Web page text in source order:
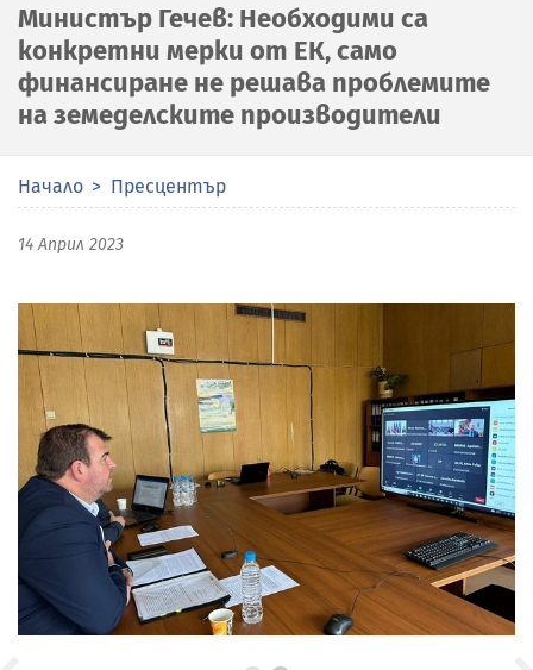
Министър Гечев: Необходими са
конкретни мерки от ЕК, само
финансиране не решава проблемите
на земеделските производители
Начало Пресцентър
14 Април 2023